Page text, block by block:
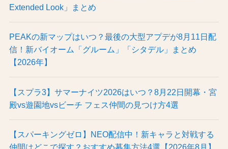
Extended Look」まとめ
PEAKの新マップはいつ？最後の大型アプデが8月11日配
信！新バイオーム「グルーム」「シタデル」まとめ
【2026年】
【スプラ3】サマーナイツ2026はいつ？8月22日開幕・宮
殿vs遊園地vsビーチ フェス仲間の見つけ方4選
【スパーキングゼロ】NEO配信中！新キャラと対戦する
仲間はどこで探す？おすすめ募集方法4選【2026年8月】